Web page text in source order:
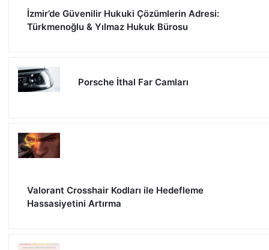
İzmir’de Güvenilir Hukuki Çözümlerin Adresi:
Türkmenoğlu & Yılmaz Hukuk Bürosu
Porsche İthal Far Camları
Valorant Crosshair Kodları ile Hedefleme
Hassasiyetini Artırma